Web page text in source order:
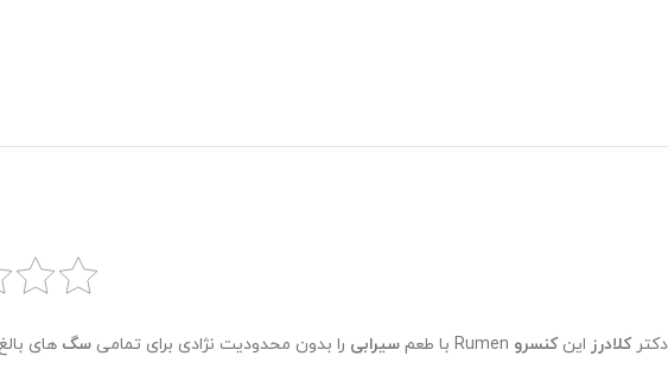
دکترکلادرز اینکنسرو سیرابی را بدون محدودیت نژادی برای تمامی سگ های